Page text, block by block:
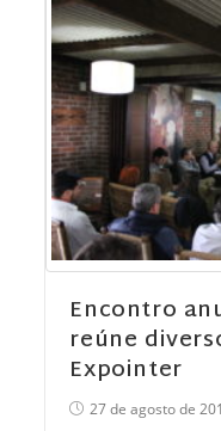
Encontro
reúne
Expointer
27 de agosto de